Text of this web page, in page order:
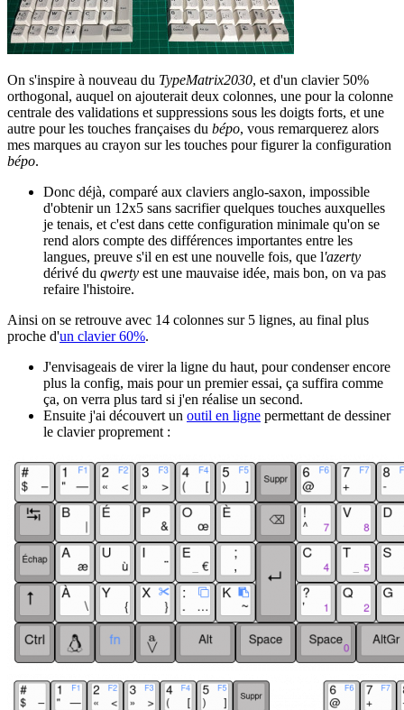
On s'inspire à nouveau du TypeMatrix2030, et d'un clavier 50%
orthogonal, auquel on ajouterait deux colonnes, une pour la colonne
centrale des validations et suppressions sous les doigts forts, et une
autre pour les touches françaises du bépo, vous remarquerez alors
mes marques au crayon sur les touches pour figurer la configuration
bépo.
Donc déjà, comparé aux claviers anglo-saxon, impossible
d'obtenir un 12x5 sans sacrifier quelques touches auxquelles
je tenais, et c'est dans cette configuration minimale qu'on se
rend alors compte des différences importantes entre les
langues, preuve s'il en est une nouvelle fois, que l'azerty
dérivé du qwerty est une mauvaise idée, mais bon, on va pas
refaire l'histoire.
Ainsi on se retrouve avec 14 colonnes sur 5 lignes, au final plus
proche d'un clavier 60%.
J'envisageais de virer la ligne du haut, pour condenser encore
plus la config, mais pour un premier essai, ça suffira comme
ça, on verra plus tard si j'en réalise un second.
Ensuite j'ai découvert un outil en ligne permettant de dessiner
le clavier proprement :